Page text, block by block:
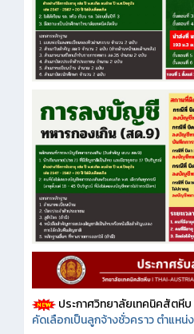
ประกาศวิทยาลัยเทคนิคสัตหีบ
คัดเลือกเป็นลูกจ้างชั่วคราว ตำแห